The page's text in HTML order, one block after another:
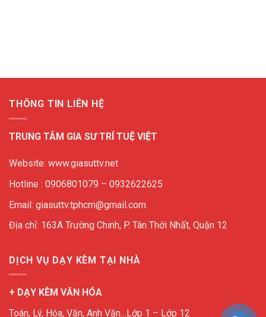
THÔNG TIN LIÊN HỆ
TRUNG TÂM GIA SƯ TRÍ TUỆ VIỆT
Website: www.giasuttv.net
Hotline : 0906801079 – 0932622625
Email: giasuttv.tphcm@gmail.com
Địa chỉ: 163A Trường Chinh, P. Tân Thới Nhất, Quận 12
DỊCH VỤ DẠY KÈM TẠI NHÀ
+ DẠY KÈM VĂN HÓA
Toán, Lý, Hóa, Văn, Anh Văn…Lớp 1 – Lớp 12